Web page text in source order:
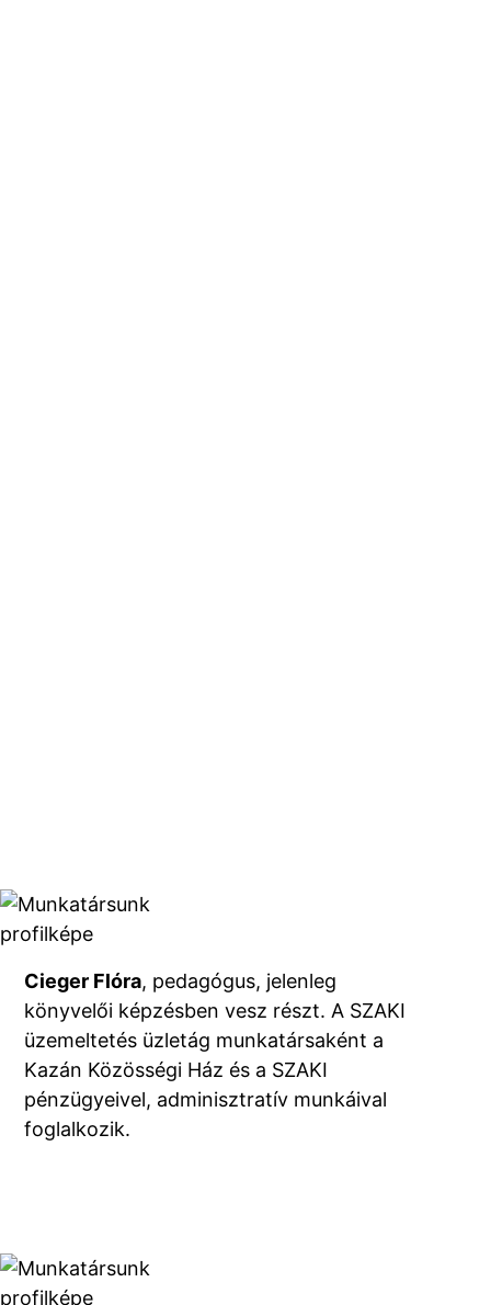
Cieger Flóra, pedagógus, jelenleg
könyvelői képzésben vesz részt. A SZAKI
üzemeltetés üzletág munkatársaként a
Kazán Közösségi Ház és a SZAKI
pénzügyeivel, adminisztratív munkáival
foglalkozik.